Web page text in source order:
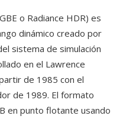
o Radiance HDR) es
dinámico creado por
sistema de simulación
en el Lawrence
de 1985 con el
de 1989. El formato
en punto flotante usando